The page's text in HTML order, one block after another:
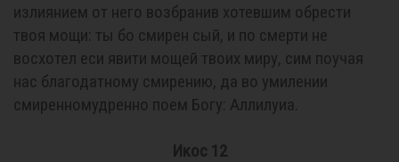
излиянием от него возбранив хотевшим обрести
твоя мощи: ты бо смирен сый, и по смерти не
восхотел еси явити мощей твоих миру, сим поучая
нас благодатному смирению, да во умилении
смиренномудренно поем Богу: Аллилуиа.
Икос 12